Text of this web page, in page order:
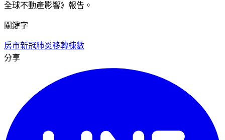
全球不動產影響》報告。
關鍵字
房市新冠肺炎移轉棟數
分享